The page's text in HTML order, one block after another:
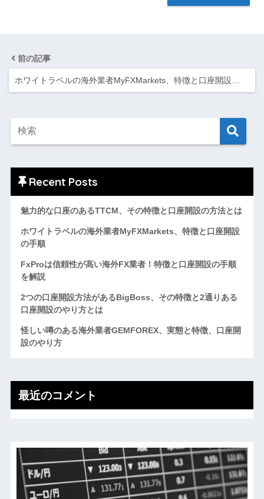
前の記事
ホワイトラベルの海外業者MyFXMarkets、特徴と口座開設…
Recent Posts
魅力的な口座のあるTTCM、その特徴と口座開設の方法とは
ホワイトラベルの海外業者MyFXMarkets、特徴と口座開設
の手順
FxProは信頼性が高い海外FX業者！特徴と口座開設の手順
を解説
2つの口座開設方法があるBigBoss、その特徴と2通りある
口座開設のやり方とは
怪しい噂のある海外業者GEMFOREX、実態と特徴、口座開
設のやり方
最近のコメント